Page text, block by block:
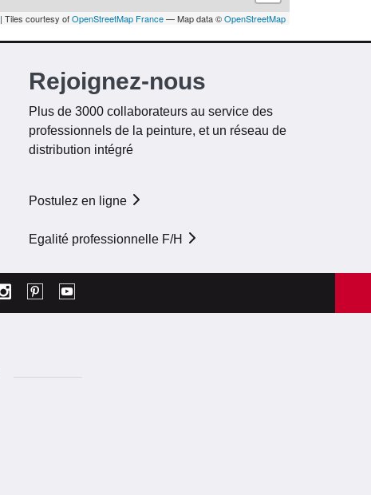
| Tiles courtesy ofOpenStreetMap France— Map data ©OpenStreetMap
Rejoignez-nous
Plus de 3000 collaborateurs au service des
professionnels de la peinture, et un réseau de
distribution intégré
Postulez en ligne
Egalité professionnelle F/H